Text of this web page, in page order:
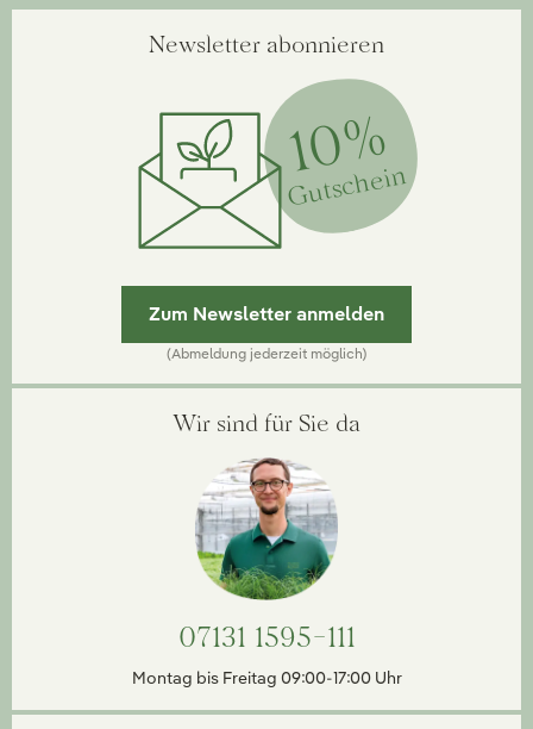
Newsletter abonnieren
10%
Gutschein
Zum Newsletter anmelden
(Abmeldung jederzeit möglich)
Wir sind für Sie da
07131 1595-111
Montag bis Freitag 09:00-17:00 Uhr